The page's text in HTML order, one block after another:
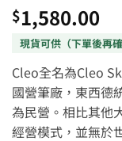
$1,580.00
Cleo全名為Cleo
國營筆廠，東西德
為民營。相比其他
經營模式，並無於